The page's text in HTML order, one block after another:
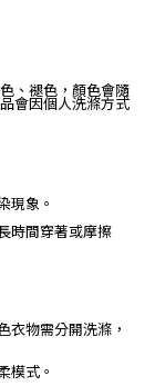
、褪色，顏色會隨
會因個人洗滌方式
現象。
時間穿著或摩擦
衣物需分開洗滌，
模式。